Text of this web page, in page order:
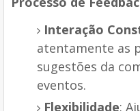
Interação
atentamente as
sugestões da
eventos.
Flexibilidade: